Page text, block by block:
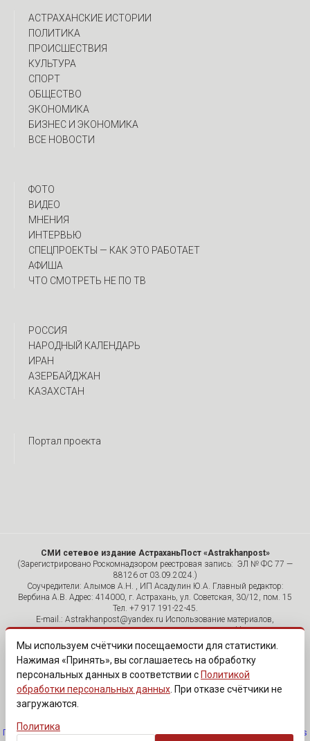
АСТРАХАНСКИЕ ИСТОРИИ
ПОЛИТИКА
ПРОИСШЕСТВИЯ
КУЛЬТУРА
СПОРТ
ОБЩЕСТВО
ЭКОНОМИКА
БИЗНЕС И ЭКОНОМИКА
ВСЕ НОВОСТИ
ФОТО
ВИДЕО
МНЕНИЯ
ИНТЕРВЬЮ
CПЕЦПРОЕКТЫ — КАК ЭТО РАБОТАЕТ
АФИША
ЧТО СМОТРЕТЬ НЕ ПО ТВ
РОССИЯ
НАРОДНЫЙ КАЛЕНДАРЬ
ИРАН
АЗЕРБАЙДЖАН
КАЗАХСТАН
Портал проекта
СМИ сетевое издание АстраханьПост «Astrakhanpost»
(Зарегистрировано Роскомнадзором реестровая запись: ЭЛ № ФС 77 —
88126 от 03.09.2024.)
Соучредители: Алымов А.Н. , ИП Асадулин Ю.А. Главный редактор:
Вербина А.В. Адрес: 414000, г. Астрахань, ул. Советская, 30/12, пом. 15
Тел. +7 917 191-22-45.
E-mail.: Astrakhanpost@yandex.ru Использование материалов,
размещенных на страницах сетевого издания «Astrakhanpost»,
допускается исключительно с указанием источника и публикацией
активной гиперссылки на портал Astrakhanpost.ru. Комментарии
читателей сайта размещаются без предварительного редактирования.
Редакция оставляет за собой право удалить их с сайта или
отредактировать, если указанные сообщения нарушают законы РФ.
«САЙТ ПРЕДНАЗНАЧЕН ДЛЯ АУДИТОРИИ 18+»
Политика обработки персональных данных·Изменить согласие на cookies
Мы используем счётчики посещаемости для статистики.
Нажимая «Принять», вы соглашаетесь на обработку
персональных данных в соответствии с Политикой
обработки персональных данных . При отказе счётчики не
загружаются.
Политика